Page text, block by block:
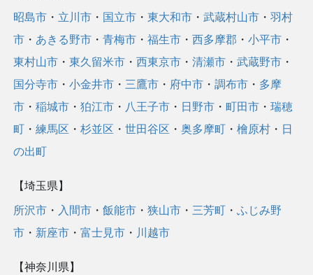
昭島市 ・ 立川市 ・ 国立市 ・東大和市 ・武蔵村山市 ・羽村
市 ・ あきる野市 ・青梅市 ・福生市 ・西多摩郡 ・小平市 ・
東村山市 ・東久留米市 ・西東京市 ・清瀬市 ・武蔵野市 ・
国分寺市 ・小金井市 ・ 三鷹市 ・ 府中市 ・調布市 ・ 多摩
市 ・稲城市 ・狛江市 ・ 八王子市 ・ 日野市 ・町田市 ・瑞穂
町 ・練馬区 ・杉並区 ・世田谷区 ・奥多摩町 ・檜原村 ・ 日
の出町
【埼玉県】
所沢市 ・ 入間市 ・飯能市 ・狭山市 ・ 三芳町 ・ふじみ野
市 ・ 新座市 ・富士見市 ・ 川越市
【神奈川県】